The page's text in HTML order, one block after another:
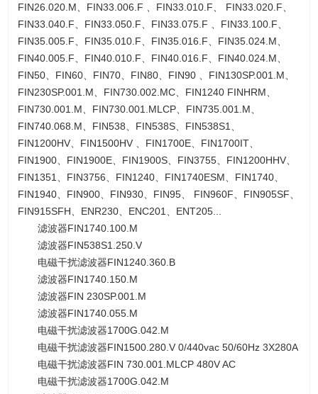
FIN26.020.M、FIN33.006.F 、FIN33.010.F、 FIN33.020.F、
FIN33.040.F、FIN33.050.F、FIN33.075.F 、FIN33.100.F、
FIN35.005.F、FIN35.010.F、FIN35.016.F、FIN35.024.M、
FIN40.005.F、FIN40.010.F、FIN40.016.F、FIN40.024.M、
FIN50、FIN60、FIN70、FIN80、FIN90 、FIN130SP.001.M、
FIN230SP.001.M、FIN730.002.MC、FIN1240 FINHRM、
FIN730.001.M、FIN730.001.MLCP、FIN735.001.M、
FIN740.068.M、FIN538、FIN538S、FIN538S1、
FIN1200HV、FIN1500HV 、FIN1700E、FIN1700IT、
FIN1900、FIN1900E、FIN1900S、FIN3755、FIN1200HHV、
FIN1351、FIN3756、FIN1240、FIN1740ESM、FIN1740、
FIN1940、FIN900、FIN930、FIN95、 FIN960F、FIN905SF、
FIN915SFH、ENR230、ENC201、ENT205...
滤波器FIN1740.100.M
滤波器FIN538S1.250.V
电磁干扰滤波器FIN1240.360.B
滤波器FIN1740.150.M
滤波器FIN 230SP.001.M
滤波器FIN1740.055.M
电磁干扰滤波器1700G.042.M
电磁干扰滤波器FIN1500.280.V 0/440vac 50/60Hz 3X280A
电磁干扰滤波器FIN 730.001.MLCP 480V AC
电磁干扰滤波器1700G.042.M